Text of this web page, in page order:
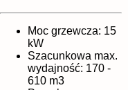
Moc grzewcza: 15
kW
Szacunkowa max.
wydajność: 170 -
610 m3